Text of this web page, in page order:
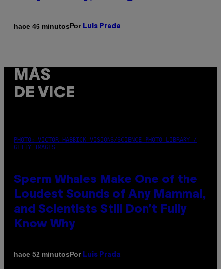
hace 46 minutosPor Luis Prada
MÁS
DE VICE
PHOTO: VICTOR HABBICK VISIONS/SCIENCE PHOTO LIBRARY /
GETTY IMAGES
Sperm Whales Make One of the
Loudest Sounds of Any Mammal,
and Scientists Still Don’t Fully
Know Why
hace 52 minutosPor Luis Prada